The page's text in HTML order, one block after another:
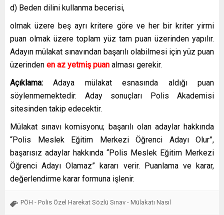
d) Beden dilini kullanma becerisi,
olmak üzere beş ayrı kritere göre ve her bir kriter yirmi
puan olmak üzere toplam yüz tam puan üzerinden yapılır.
Adayın mülakat sınavından başarılı olabilmesi için yüz puan
üzerinden en az yetmiş puan alması gerekir.
Açıklama: Adaya mülakat esnasında aldığı puan
söylenmemektedir. Aday sonuçları Polis Akademisi
sitesinden takip edecektir.
Mülakat sınavı komisyonu; başarılı olan adaylar hakkında
“Polis Meslek Eğitim Merkezi Öğrenci Adayı Olur”,
başarısız adaylar hakkında “Polis Meslek Eğitim Merkezi
Öğrenci Adayı Olamaz” kararı verir. Puanlama ve karar,
değerlendirme karar formuna işlenir.
PÖH - Polis Özel Harekat Sözlü Sınav - Mülakatı Nasıl